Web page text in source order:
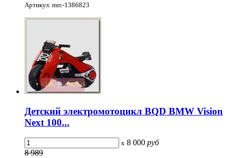
Артикул: mrc-1386823
Детский электромотоцикл BQD BMW Vision
Next 100...
x 8 000 руб
8 989